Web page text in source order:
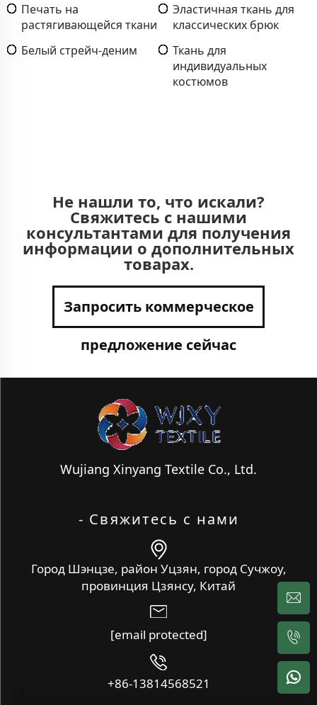
Печать на
растягивающейся ткани
Эластичная ткань для
классических брюк
Белый стрейч-деним
Ткань для
индивидуальных
костюмов
Не нашли то, что искали?
Свяжитесь с нашими
консультантами для получения
информации о дополнительных
товарах.
Запросить коммерческое
предложение сейчас
Wujiang Xinyang Textile Co., Ltd.
- Свяжитесь с нами
Город Шэнцзе, район Уцзян, город Сучжоу,
провинция Цзянсу, Китай
[email protected]
+86-13814568521